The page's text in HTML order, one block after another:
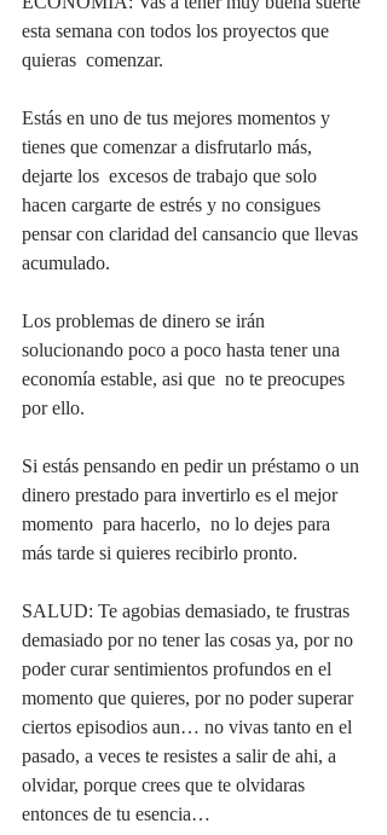
esta semana con todos los proyectos que
quieras  comenzar.
Estás en uno de tus mejores momentos y
tienes que comenzar a disfrutarlo más,
dejarte los  excesos de trabajo que solo
hacen cargarte de estrés y no consigues
pensar con claridad del cansancio que llevas
acumulado.
Los problemas de dinero se irán
solucionando poco a poco hasta tener una
economía estable, asi que  no te preocupes
por ello.
Si estás pensando en pedir un préstamo o un
dinero prestado para invertirlo es el mejor
momento  para hacerlo,  no lo dejes para
más tarde si quieres recibirlo pronto.
SALUD: Te agobias demasiado, te frustras
demasiado por no tener las cosas ya, por no
poder curar sentimientos profundos en el
momento que quieres, por no poder superar
ciertos episodios aun… no vivas tanto en el
pasado, a veces te resistes a salir de ahi, a
olvidar, porque crees que te olvidaras
entonces de tu esencia…